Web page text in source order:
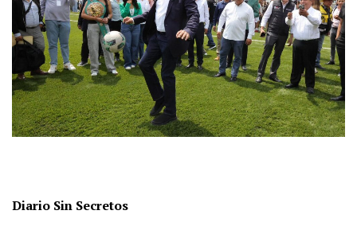
Diario Sin Secretos